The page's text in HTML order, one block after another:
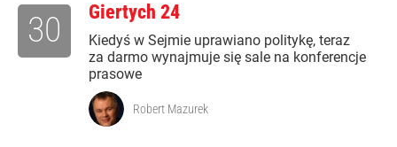
Giertych 24
Kiedyś w Sejmie uprawiano politykę, teraz
za darmo wynajmuje się sale na konferencje
prasowe
30
Robert Mazurek